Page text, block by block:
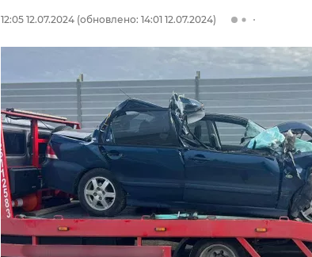
12:05 12.07.2024 (обновлено: 14:01 12.07.2024)